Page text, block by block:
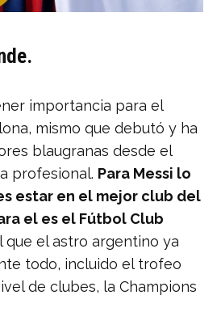
importancia para el
mismo que debutó y ha
blaugranas desde el
profesional. Para Messi lo
estar en el mejor club del
el es el Fútbol Club
que el astro argentino ya
todo, incluido el trofeo
de clubes, la Champions